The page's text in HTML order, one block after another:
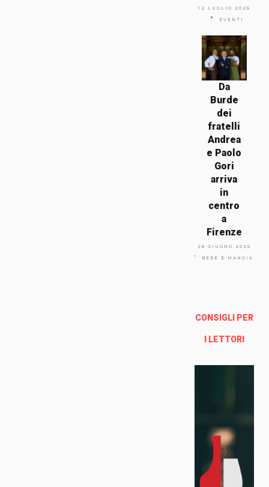
12 LUGLIO 2026
EVENTI
Da
Burde
dei
fratelli
Andrea
e Paolo
Gori
arriva
in
centro
a
Firenze
28 GIUGNO 2026
BERE E MANGIARE
CONSIGLI PER
I LETTORI
Via
Arno
nze
Enoteca Online e al dettaglio